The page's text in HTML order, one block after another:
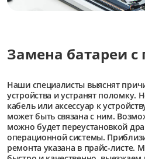
Замена батареи с
Наши специалисты выяснят
устройства и устранят поломку.
кабель или аксессуар к
может быть связана с ним.
можно будет переустановкой
операционной системы.
ремонта указана в прайс-листе.